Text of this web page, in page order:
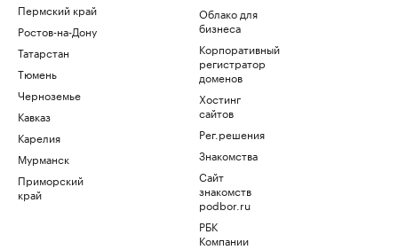
Пермский край
Ростов-на-Дону
Татарстан
Тюмень
Черноземье
Кавказ
Карелия
Мурманск
Приморский
край
Облако для
бизнеса
Корпоративный
регистратор
доменов
Хостинг
сайтов
Рег.решения
Знакомства
Сайт
знакомств
podbor.ru
РБК
Компании